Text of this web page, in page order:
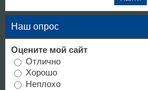
Наш опрос
Оцените мой сайт
Отлично
Хорошо
Неплохо